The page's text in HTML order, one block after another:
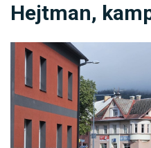
KRIMI
SPORT
KULTURA
SPOLEČNOST
Hejtman,